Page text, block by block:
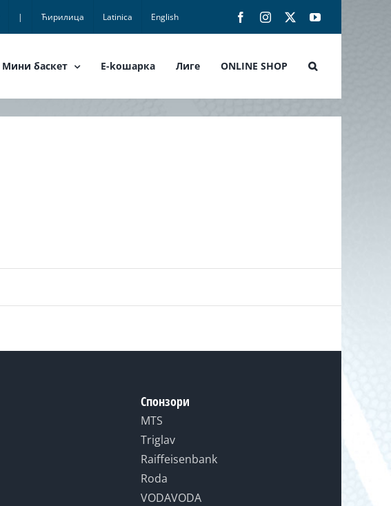
| Ћирилица Latinica English FacebookInstagram YouTube
Мини баскет E-koшарка Лиге ONLINE SHOP
Спонзори
MTS
Triglav
Raiffeisenbank
Roda
VODAVODA